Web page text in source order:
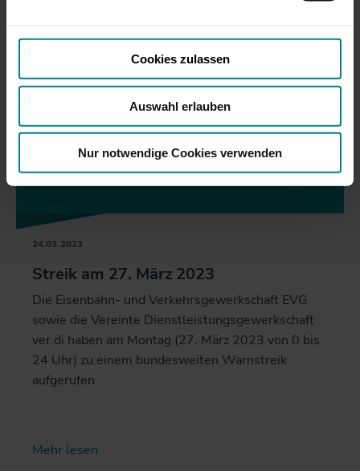
Cookies zulassen
Auswahl erlauben
Nur notwendige Cookies verwenden
24.03.2023
Streik am 27. März 2023
Die Eisenbahn- und Verkehrsgewerkschaft EVG
sowie die Vereinte Dienstleistungsgewerkschaft
ver.di haben am Montag (27. März 2023 von 0 bis
24 Uhr) zu einem bundesweiten Warnstreik
aufgerufen.
Mehr lesen